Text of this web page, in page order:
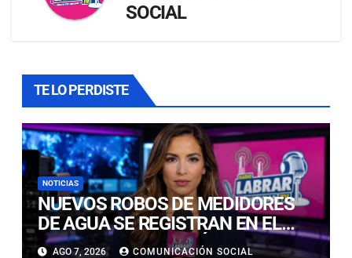
SOCIAL
TE LO PERDISTE
NOTICIAS
NUEVOS ROBOS DE MEDIDORES
DE AGUA SE REGISTRAN EN EL
CENTRO DE COPIAPÓ
AGO 7, 2026 COMUNICACIÓN SOCIAL